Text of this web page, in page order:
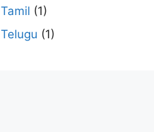
Tamil (1)
Telugu (1)